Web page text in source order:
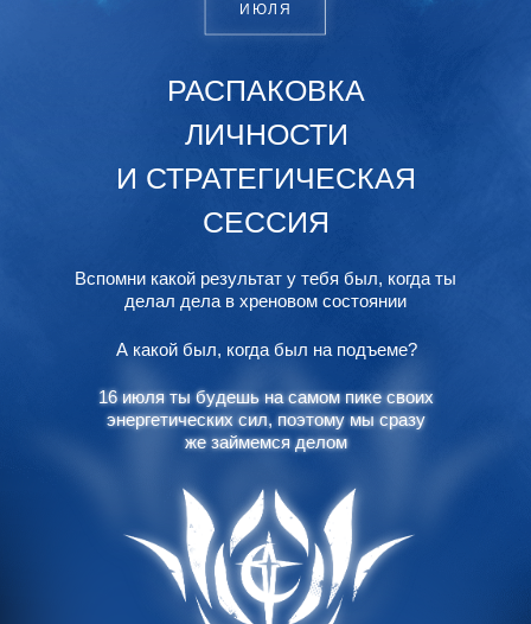
РАСПАКОВКА
ЛИЧНОСТИ
И СТРАТЕГИЧЕСКАЯ
СЕССИЯ
Вспомни какой результат у тебя был, когда ты
делал дела в хреновом состоянии
А какой был, когда был на подъеме?
ИЮЛЯ
16 июля ты будешь на самом пике своих
энергетических сил, поэтому мы сразу
же займемся делом
16 июля ты будешь на самом пике своих
энергетических сил, поэтому мы сразу
же займемся делом